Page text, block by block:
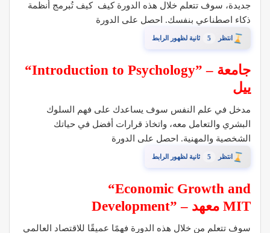
جديدة، سوف تتعلم خلال هذه الدورة كيف كيف تُبرمج أنظمة
ذكاء اصطناعي بنفسك. احصل على الدورة
انتظر 4 ثانية لظهور الرابط
“Introduction to Psychology” – جامعة
ييل
مدخل في علم النفس سوف يساعدك على فهم السلوك
البشري والتعامل معه، واتخاذ قرارات أفضل في حياتك
الشخصية والمهنية. احصل على الدورة
انتظر 4 ثانية لظهور الرابط
“Economic Growth and
Development” – معهد MIT
سوف تتعلم من خلال هذه الدورة فهمًا عميقًا للاقتصاد العالمي